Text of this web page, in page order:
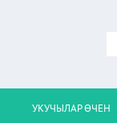
УКУЧЫЛАР ӨЧЕН